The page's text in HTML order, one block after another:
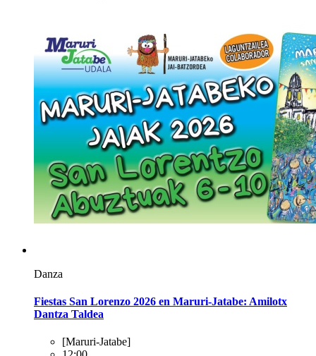
Danza
Fiestas San Lorenzo 2026 en Maruri-Jatabe: Amilotx
Dantza Taldea
[Maruri-Jatabe]